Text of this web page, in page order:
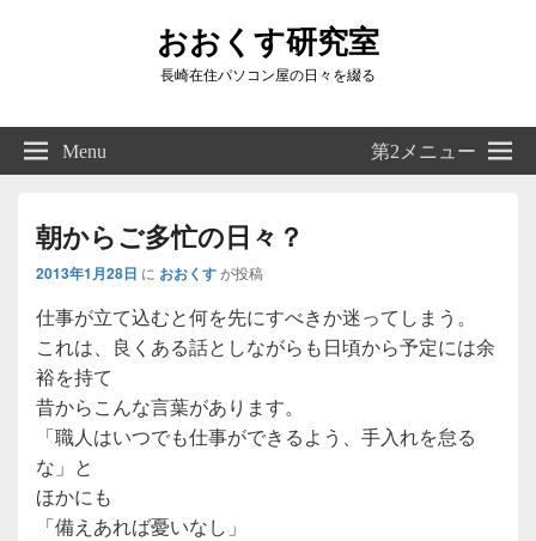
おおくす研究室
長崎在住パソコン屋の日々を綴る
Right
Sidebar
Widget
Menu 第2メニュー
朝からご多忙の日々？
2013年1月28日 に おおくすが投稿
仕事が立て込むと何を先にすべきか迷ってしまう。
これは、良くある話としながらも日頃から予定には余
裕を持て
昔からこんな言葉があります。
「職人はいつでも仕事ができるよう、手入れを怠る
な」と
ほかにも
「備えあれば憂いなし」